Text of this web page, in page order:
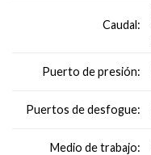
Caudal:
Puerto de presión:
Puertos de desfogue:
Medio de trabajo: